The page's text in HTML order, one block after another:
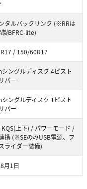
タルバックリンク (※RRは
製BFRC-lite)
/ 150/60R17
ングルディスク 4ピスト
パー
ングルディスク 1ピスト
パー
KQS(上下) / パワーモード /
携 (※SEのみUSB電源、フ
ライダー装備)
月1日